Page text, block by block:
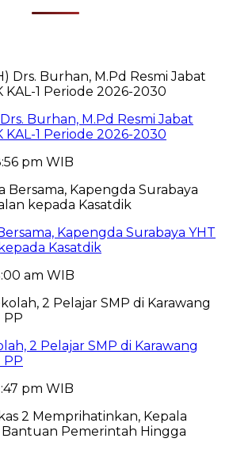
Burhan, M.Pd Resmi Jabat
KAL-1 Periode 2026-2030
pm WIB
Kapengda Surabaya YHT
Kasatdik
am WIB
2 Pelajar SMP di Karawang
PP
pm WIB